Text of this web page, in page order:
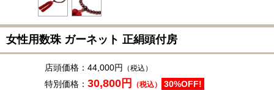
女性用数珠 ガーネット 正絹頭付房
店頭価格： 44,000円 （税込）
特別価格： 30,800円 （税込） 30%OFF!